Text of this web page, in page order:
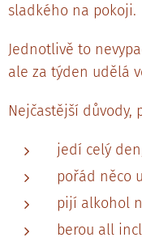
sladkého na pokoji.
Jednotlivě to
ale za týden udělá
Nejčastější důvody,
jedí celý
pořád něco
pijí alkohol
berou all